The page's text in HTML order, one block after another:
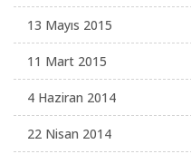
13 Mayıs 2015
11 Mart 2015
4 Haziran 2014
22 Nisan 2014